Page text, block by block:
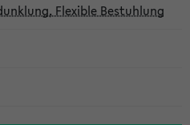
Flexible Bestuhlung